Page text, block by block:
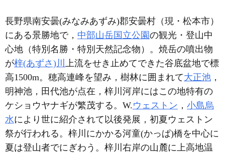
長野県南安曇(みなみあずみ)郡安曇村（現・松本市）
にある景勝地で， 中部山岳国立公園の観光・登山中
心地（特別名勝・特別天然記念物）。焼岳の噴出物
が梓(あずさ)川 上流をせき止めてできた谷底盆地で標
高1500m。穂高連峰を望み，樹林に囲まれて大正池 ，
明神池，田代池が点在，梓川河岸にはこの地特有の
ケショウヤナギが繁茂する。W.ウェストン ， 小島烏
水により世に紹介されて以後発展，初夏ウェストン
祭が行われる。梓川にかかる河童(かっぱ)橋を中心に
夏は登山者でにぎわう。梓川右岸の山麓に上高地温